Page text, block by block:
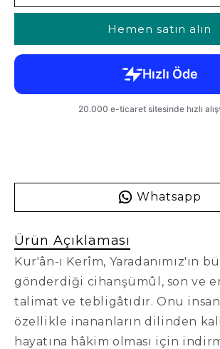
Hemen satın alın
Whatsapp
Ürün Açıklaması
Kur'ân-ı Kerîm, Yaradanımız'ın
gönderdiği cihanşümûl, son ve
talimat ve tebligâtıdır. Onu
özellikle inananların dilinden
hayatına hâkim olması için